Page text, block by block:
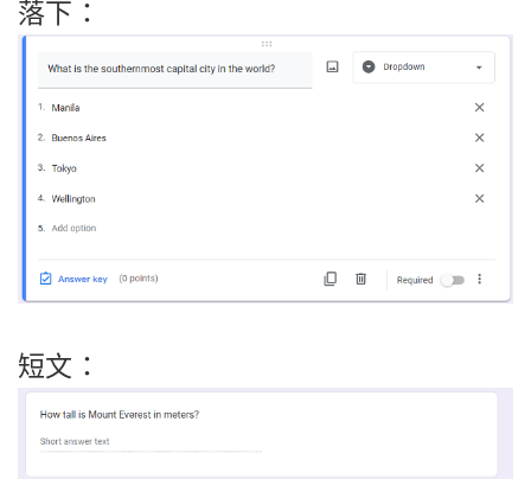
落下：
短文：